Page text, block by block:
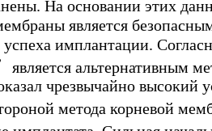
На основании этих
является
успеха имплантации.
является альтернативным
чрезвычайно высокий
метода корневой